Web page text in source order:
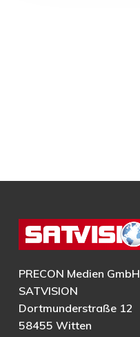
PRECON Medien GmbH
SATVISION
Dortmunderstraße 12
58455 Witten